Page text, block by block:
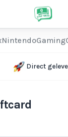
NintendoGaming
Direct